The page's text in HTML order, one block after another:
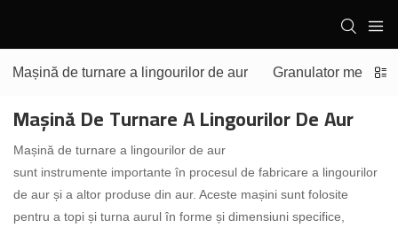
Mașină de turnare a lingourilor de aur Granulator metalic
Mașină De Turnare A Lingourilor De Aur
Mașină de turnare a lingourilor de aur
sunt instrumente importante în procesul de fabricare a lingourilor
de aur și a altor produse din aur. Aceste mașini sunt folosite
pentru a topi și turna aurul în forme și dimensiuni specifice,